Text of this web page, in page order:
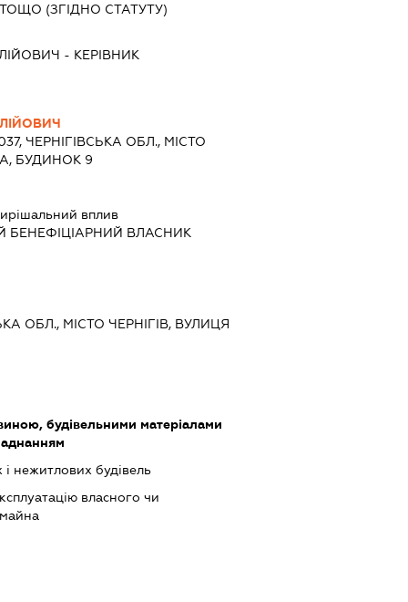
(ЗГІДНО СТАТУТУ)
- КЕРІВНИК
ЧЕРНІГІВСЬКА ОБЛ., МІСТО
БУДИНОК 9
вплив
БЕНЕФІЦІАРНИЙ ВЛАСНИК
ОБЛ., МІСТО ЧЕРНІГІВ, ВУЛИЦЯ
будівельними матеріалами
нежитлових будівель
власного чи